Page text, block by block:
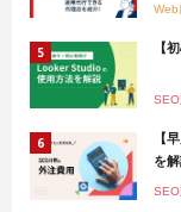
Web
【
【
を